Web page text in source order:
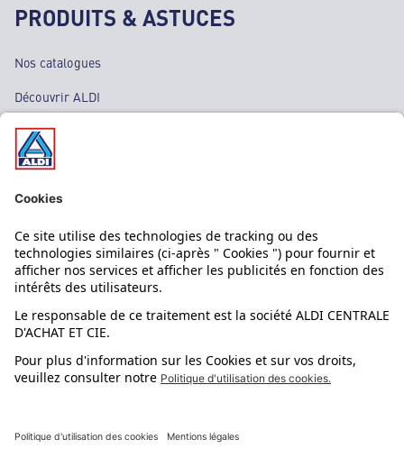
PRODUITS & ASTUCES
Nos catalogues
Découvrir ALDI
Nos bons plans
Nos rayons
Nos marques
Nos astuces
Évènements
L'application mobile